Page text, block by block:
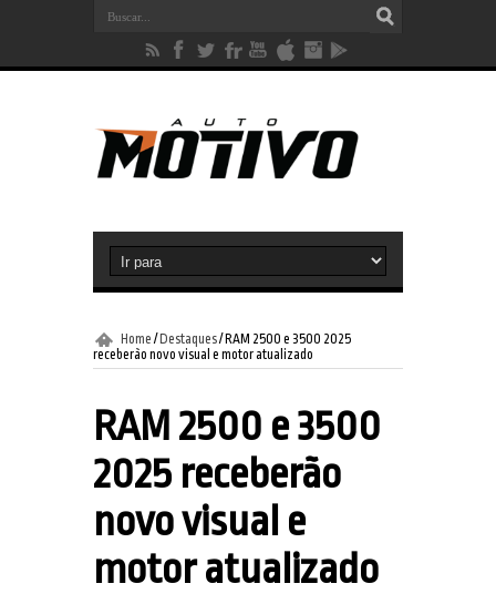
Home / Destaques/ RAM 2500 e 3500 2025
receberão novo visual e motor atualizado
RAM 2500 e 3500
2025 receberão
novo visual e
motor atualizado